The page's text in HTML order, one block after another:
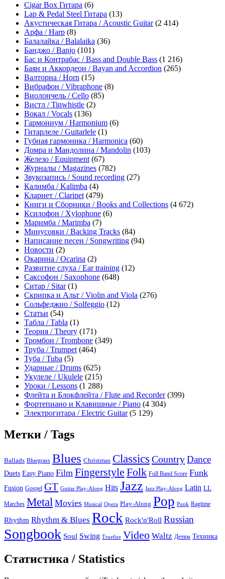
Cigar Box Гитара (6)
Lap & Pedal Steel Гитара (13)
Акустическая Гитара / Acoustic Guitar(2 414)
Арфа / Harp (8)
Балалайка / Balalaika (36)
Банджо / Banjo (101)
Бас и Контрабас / Bass and Double Bass (1 216)
Баян и Аккордеон / Bayan and Accordion (265)
Валторна / Horn (15)
Вибрафон / Vibraphone (8)
Виолончель / Cello (85)
Вистл / Tinwhistle (2)
Вокал / Vocals (136)
Гармониум / Harmonium (6)
Гитарлеле / Guitarlele (1)
Губная гармоника / Harmonica (60)
Домра и Мандолина / Mandolin (103)
Железо / Equipment (67)
Журналы / Magazines (782)
Звукозапись / Sound recording (27)
Калимба / Kalimba (4)
Кларнет / Clarinet (479)
Книги и Сборники / Books and Collections (4 672)
Ксилофон / Xylophone (6)
Маримба / Marimba (7)
Минусовки / Backing Tracks (84)
Написание песен / Songwriting (94)
Новости (2)
Окарина / Ocarina (2)
Развитие слуха / Ear training (12)
Саксофон / Saxophone (648)
Ситар / Sitar(1)
Скрипка и Альт / Violin and Viola (276)
Сольфеджио / Solfeggio (12)
Статьи (54)
Табла / Tabla (1)
Теория / Theory (171)
Тромбон / Trombone (349)
Труба / Trumpet (464)
Туба / Tuba (5)
Ударные / Drums (625)
Укулеле / Ukulele (215)
Уроки / Lessons (1 288)
Флейта и Блокфлейта / Flute and Recorder(399)
Фортепиано и Клавишные / Piano (4 304)
Электрогитара / Electric Guitar(5 129)
Метки / Tags
Ballads Bluegrass Blues Christmas Classics CountryDance
Duets Easy Piano Film Fingerstyle Folk Full Band Score Funk
Fusion Gospel GT Guitar Play-Along Hits Jazz Jazz Play-Along Latin LL
Marches Metal Movies Musical Opera Play-Along Pop Punk Ragtime
Rhythm Rhythm & Blues Rock Rock'n'Roll Russian
Songbook Soul Swing Truefire Video Waltz Детям Техника
Статистика / Statistics